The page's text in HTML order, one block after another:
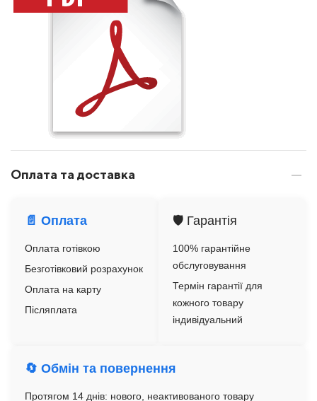
Оплата та доставка
📄 Оплата
Оплата готівкою
Безготівковий розрахунок
Оплата на карту
Післяплата
🛡️ Гарантія
100% гарантійне
обслуговування
Термін гарантії для
кожного товару
індивідуальний
🔄 Обмін та повернення
Протягом 14 днів: нового, неактивованого товару